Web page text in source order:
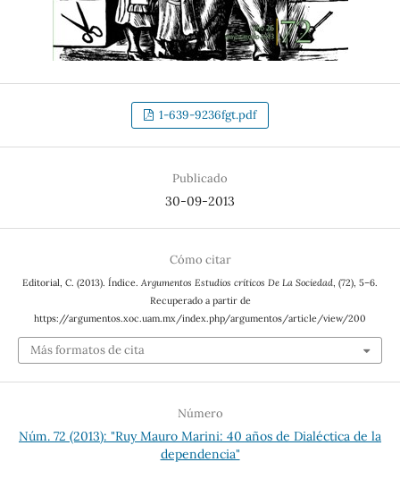
1-639-9236fgt.pdf
Publicado
30-09-2013
Cómo citar
Editorial, C. (2013). Índice. Argumentos Estudios críticos De La Sociedad, (72), 5–6.
Recuperado a partir de
https://argumentos.xoc.uam.mx/index.php/argumentos/article/view/200
Más formatos de cita
Número
Núm. 72 (2013): "Ruy Mauro Marini: 40 años de Dialéctica de la
dependencia"